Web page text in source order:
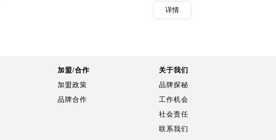
详情
加盟/合作
加盟政策
品牌合作
关于我们
品牌探秘
工作机会
社会责任
联系我们